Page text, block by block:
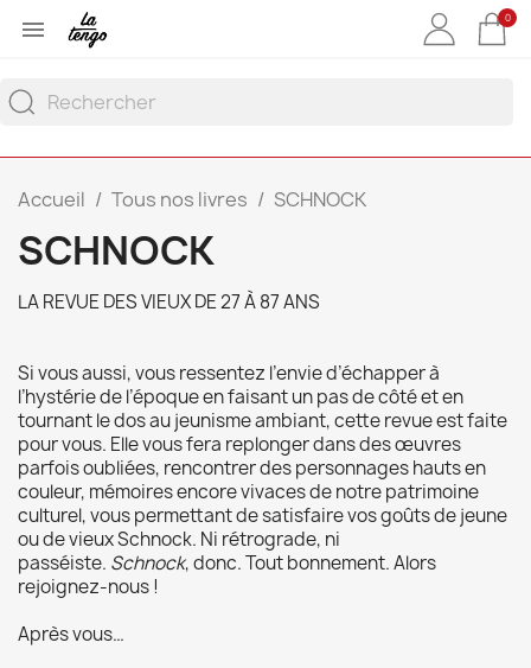
 0
Accueil Tous nos livres SCHNOCK
SCHNOCK
LA REVUE DES VIEUX DE 27 À 87 ANS
Si vous aussi, vous ressentez l’envie d’échapper à
l’hystérie de l’époque en faisant un pas de côté et en
tournant le dos au jeunisme ambiant, cette revue est faite
pour vous. Elle vous fera replonger dans des œuvres
parfois oubliées, rencontrer des personnages hauts en
couleur, mémoires encore vivaces de notre patrimoine
culturel, vous permettant de satisfaire vos goûts de jeune
ou de vieux Schnock. Ni rétrograde, ni
passéiste. Schnock, donc. Tout bonnement. Alors
rejoignez-nous !
Après vous…